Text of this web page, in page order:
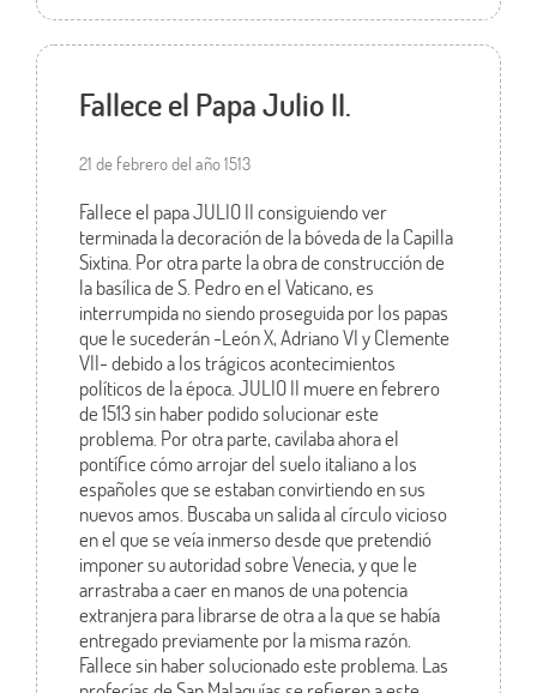
Fallece el Papa Julio II.
21 de febrero del año 1513
Fallece el papa JULIO II consiguiendo ver
terminada la decoración de la bóveda de la Capilla
Sixtina. Por otra parte la obra de construcción de
la basílica de S. Pedro en el Vaticano, es
interrumpida no siendo proseguida por los papas
que le sucederán -León X, Adriano VI y Clemente
VII- debido a los trágicos acontecimientos
políticos de la época. JULIO II muere en febrero
de 1513 sin haber podido solucionar este
problema. Por otra parte, cavilaba ahora el
pontífice cómo arrojar del suelo italiano a los
españoles que se estaban convirtiendo en sus
nuevos amos. Buscaba un salida al círculo vicioso
en el que se veía inmerso desde que pretendió
imponer su autoridad sobre Venecia, y que le
arrastraba a caer en manos de una potencia
extranjera para librarse de otra a la que se había
entregado previamente por la misma razón.
Fallece sin haber solucionado este problema. Las